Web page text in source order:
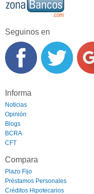
Seguinos en
Informa
Noticias
Opinión
Blogs
BCRA
CFT
Compara
Plazo Fijo
Préstamos Personales
Créditos Hipotecarios